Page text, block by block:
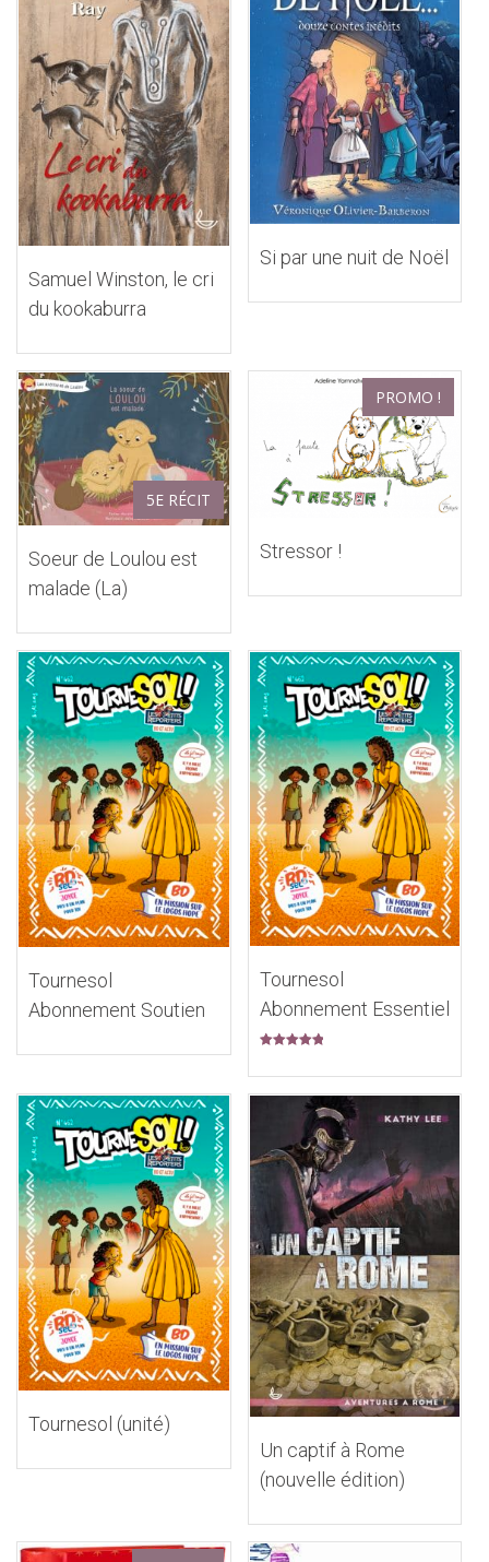
Samuel Winston, le cri
du kookaburra
Si par une nuit de Noël
5E RÉCIT
Soeur de Loulou est
malade (La)
PROMO !
Stressor !
Tournesol
Abonnement Soutien
Tournesol
Abonnement Essentiel
Tournesol (unité)
Un captif à Rome
(nouvelle édition)